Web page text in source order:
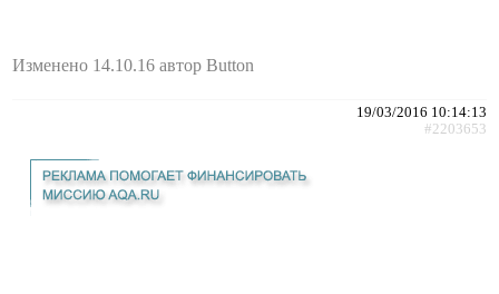
Изменено 14.10.16 автор Button
19/03/2016 10:14:13
#2203653